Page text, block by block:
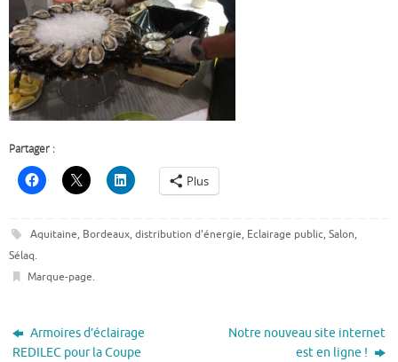
Partager :
Plus
Aquitaine, Bordeaux, distribution d'énergie, Eclairage public, Salon,
Sélaq.
Marque-page.
Armoires d’éclairage
REDILEC pour la Coupe
Notre nouveau site internet
est en ligne !